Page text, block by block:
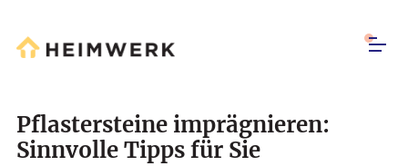
Pflastersteine imprägnieren:
Sinnvolle Tipps für Sie